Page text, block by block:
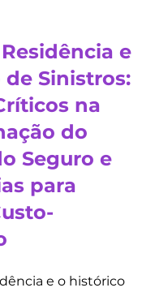
e
Sinistros:
na
do
Seguro e
para
e o histórico